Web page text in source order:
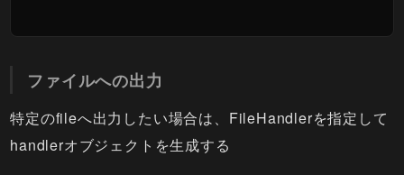
ファイルへの出力
特定のfileへ出力したい場合は、FileHandlerを指定して
handlerオブジェクトを生成する